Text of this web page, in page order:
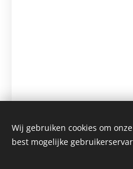
Wij gebruiken cookies om
best mogelijke